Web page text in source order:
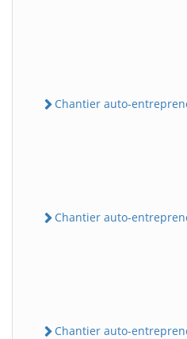
Chantier auto-
Chantier auto-
Chantier auto-